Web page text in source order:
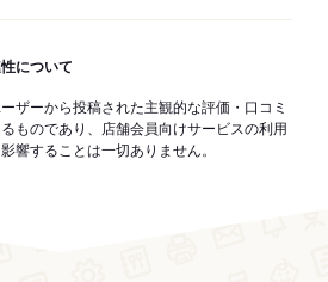
について
ザーから投稿された主観的な評価・口コミ
ものであり、店舗会員向けサービスの利用
響することは一切ありません。